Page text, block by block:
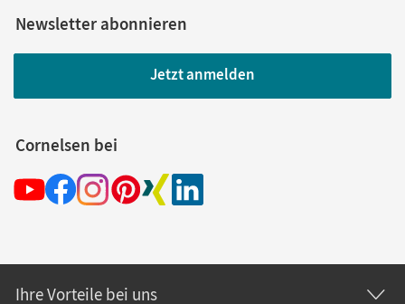
Newsletter abonnieren
Jetzt anmelden
Cornelsen bei
Ihre Vorteile bei uns